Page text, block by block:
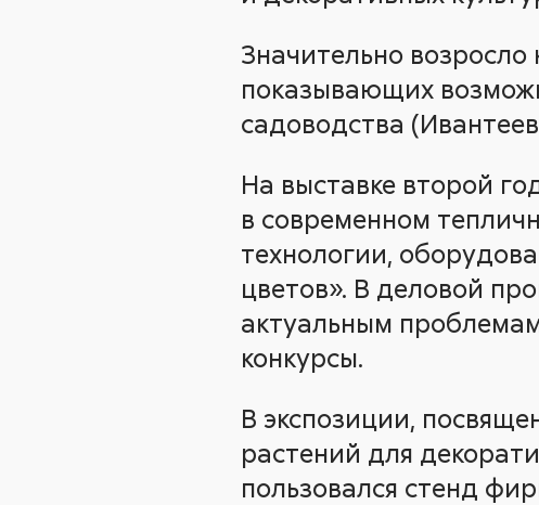
Значительно
показывающих
садоводства
На выставке второй
в современном
технологии,
цветов». В деловой
актуальным
конкурсы.
В экспозиции,
растений для
пользовался стенд